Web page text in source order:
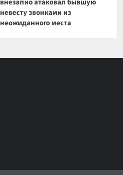
внезапно атаковал бывшую
невесту звонками из
неожиданного места